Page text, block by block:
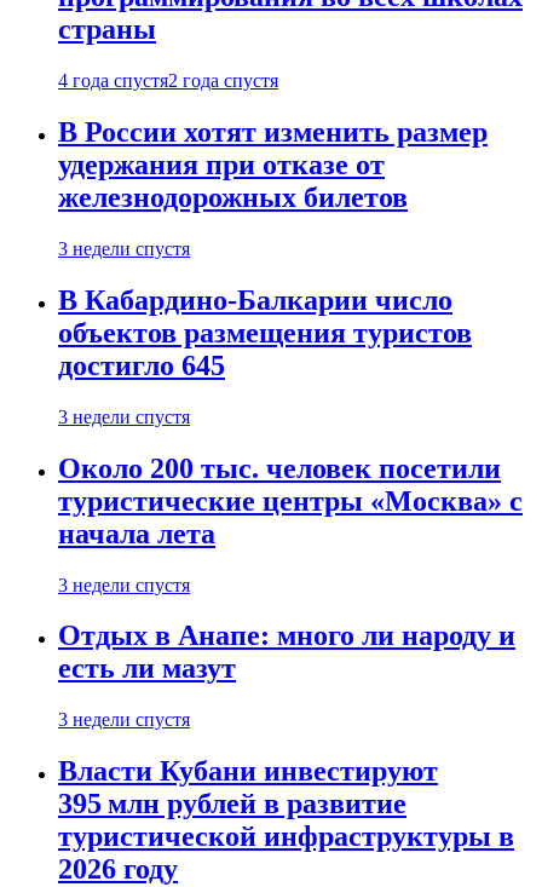
страны
4 года спустя2 года спустя
В России хотят изменить размер
удержания при отказе от
железнодорожных билетов
3 недели спустя
В Кабардино-Балкарии число
объектов размещения туристов
достигло 645
3 недели спустя
Около 200 тыс. человек посетили
туристические центры «Москва» с
начала лета
3 недели спустя
Отдых в Анапе: много ли народу и
есть ли мазут
3 недели спустя
Власти Кубани инвестируют
395 млн рублей в развитие
туристической инфраструктуры в
2026 году